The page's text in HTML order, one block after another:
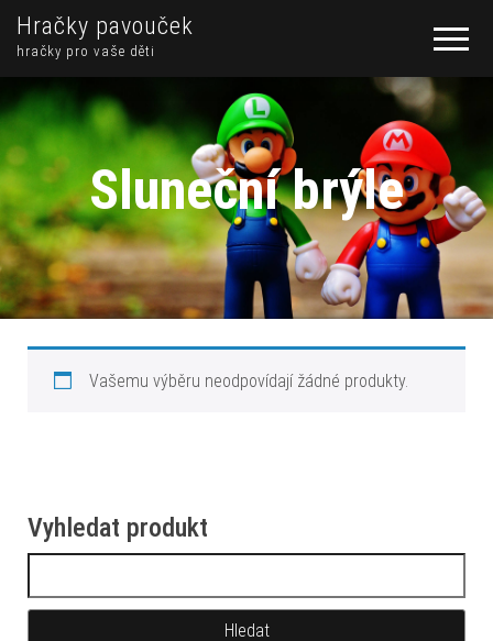
Hračky pavouček
hračky pro vaše děti
Sluneční brýle
Vašemu výběru neodpovídají žádné produkty.
Vyhledat produkt